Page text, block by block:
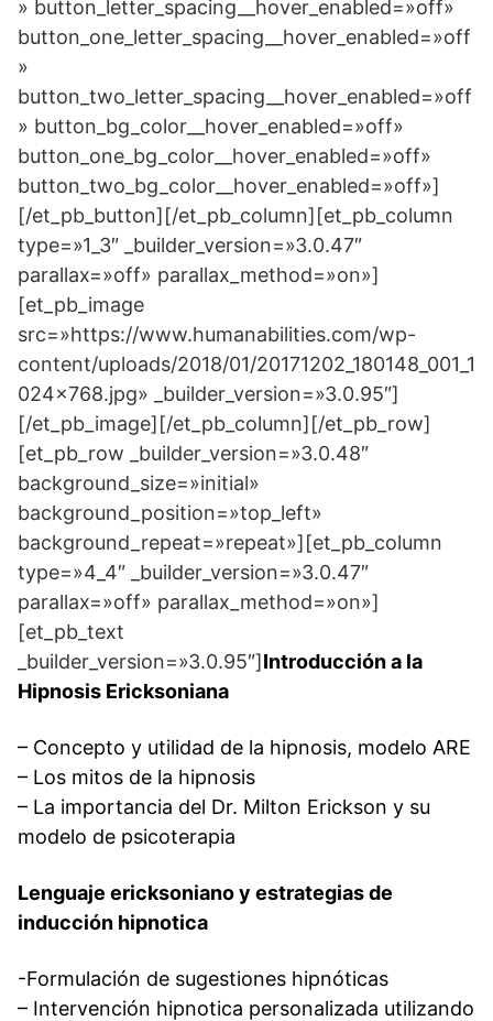
» button_letter_spacing__hover_enabled=»off»
button_one_letter_spacing__hover_enabled=»off
»
button_two_letter_spacing__hover_enabled=»off
» button_bg_color__hover_enabled=»off»
button_one_bg_color__hover_enabled=»off»
button_two_bg_color__hover_enabled=»off»]
[/et_pb_button][/et_pb_column][et_pb_column
type=»1_3″ _builder_version=»3.0.47″
parallax=»off» parallax_method=»on»]
[et_pb_image
src=»https://www.humanabilities.com/wp-
content/uploads/2018/01/20171202_180148_001_1
024x768.jpg» _builder_version=»3.0.95″]
[/et_pb_image][/et_pb_column][/et_pb_row]
[et_pb_row _builder_version=»3.0.48″
background_size=»initial»
background_position=»top_left»
background_repeat=»repeat»][et_pb_column
type=»4_4″ _builder_version=»3.0.47″
parallax=»off» parallax_method=»on»]
[et_pb_text
_builder_version=»3.0.95″]Introducción a la
Hipnosis Ericksoniana
– Concepto y utilidad de la hipnosis, modelo ARE
– Los mitos de la hipnosis
– La importancia del Dr. Milton Erickson y su
modelo de psicoterapia
Lenguaje ericksoniano y estrategias de
inducción hipnotica
-Formulación de sugestiones hipnóticas
– Intervención hipnotica personalizada utilizando